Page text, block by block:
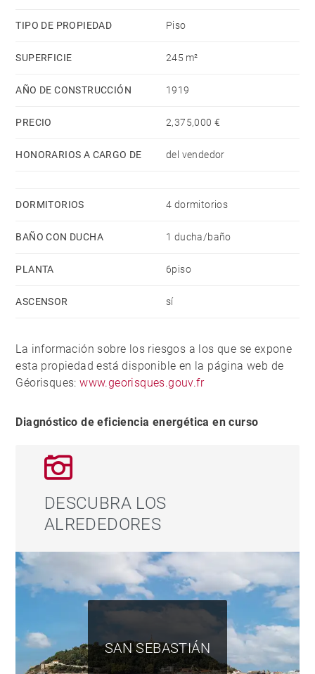
con techos altos, molduras ornamentadas, suelos de
impresionantes vistas de la ciudad. Actualmente
distribuido en varias estancias y dormitorios, su
una renovación personalizada adaptada al estilo de
representa una oportunidad excepcional para quienes
inmejorable en la avenida más codiciada de San
TIPO DE PROPIEDAD Piso
SUPERFICIE 245 m²
AÑO DE CONSTRUCCIÓN 1919
PRECIO 2,375,000 €
HONORARIOS A CARGO DE del vendedor
DORMITORIOS 4 dormitorios
BAÑO CON DUCHA 1 ducha/baño
PLANTA 6piso
ASCENSOR sí
La información sobre los riesgos a los que se expone
esta propiedad está disponible en la página web de
Géorisques:www.georisques.gouv.fr
Diagnóstico de eficiencia energética en curso
DESCUBRA LOS
ALREDEDORES
SAN SEBASTIÁN